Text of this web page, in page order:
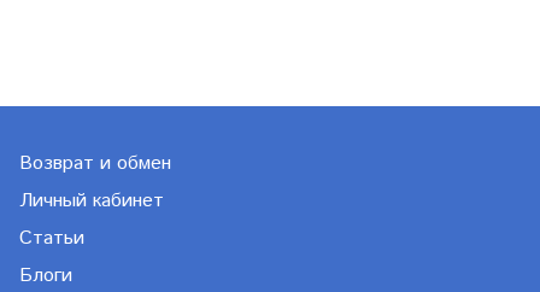
Возврат и обмен
Личный кабинет
Статьи
Блоги